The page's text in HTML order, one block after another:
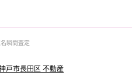
瞬間査定
戸市長田区 不動産